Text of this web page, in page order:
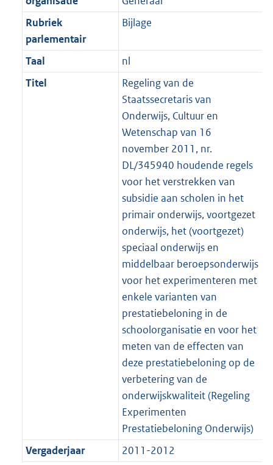
t
a
t
b K
Rubriek
parlementair
Bijlage
Taal
nl
Titel
Regeling van de
Staatssecretaris van
Onderwijs, Cultuur en
Wetenschap van 16
november 2011, nr.
DL/345940 houdende regels
voor het verstrekken van
subsidie aan scholen in het
primair onderwijs, voortgezet
onderwijs, het (voortgezet)
speciaal onderwijs en
middelbaar beroepsonderwijs
voor het experimenteren met
enkele varianten van
prestatiebeloning in de
schoolorganisatie en voor het
meten van de effecten van
deze prestatiebeloning op de
verbetering van de
onderwijskwaliteit (Regeling
Experimenten
Prestatiebeloning Onderwijs)
Vergaderjaar
2011-2012